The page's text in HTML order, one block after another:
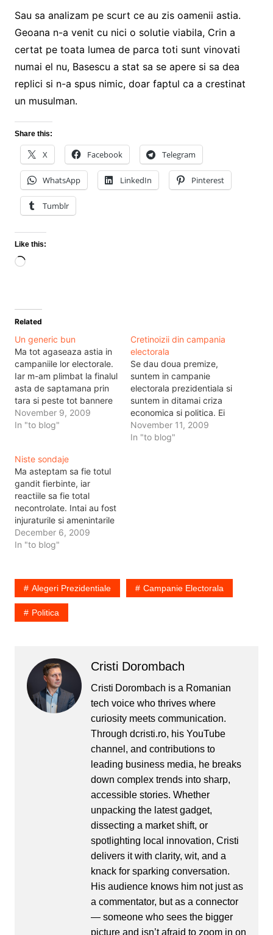
Sau sa analizam pe scurt ce au zis oamenii astia.
Geoana n-a venit cu nici o solutie viabila, Crin a
certat pe toata lumea de parca toti sunt vinovati
numai el nu, Basescu a stat sa se apere si sa dea
replici si n-a spus nimic, doar faptul ca a crestinat
un musulman.
Share this:
X Facebook Telegram
WhatsApp LinkedIn Pinterest
Tumblr
Like this:
Loading…
Related
Un generic bun
Ma tot agaseaza astia in
campaniile lor electorale.
Iar m-am plimbat la finalul
asta de saptamana prin
tara si peste tot bannere
peste bannere, reclame
peste reclame, Geoana
departe. Mai ho ma! M-a
marcat genericul asta,
fain, frumos (Max tu esti
de…
November 9, 2009
In "to blog"
Cretinoizii din campania
electorala
Se dau doua premize,
suntem in campanie
electorala prezidentiala si
suntem in ditamai criza
economica si politica. Ei
bine luand in considerare
premizele si uitandu-ne in
November 11, 2009
In "to blog"
Niste sondaje
Ma asteptam sa fie totul
gandit fierbinte, iar
reactiile sa fie total
necontrolate. Intai au fost
injuraturile si amenintarile
la adresa jurnalistilor, apoi
au fost sms-urile
digitala pe toate
mijloacele de comunicare
electronice ca sa se injure
intre ei, iar mai apoi…
December 6, 2009
In "to blog"
Alegeri Prezidentiale Campanie Electorala
Politica
Cristi Dorombach
Cristi Dorombach is a Romanian
tech voice who thrives where
curiosity meets communication.
Through dcristi.ro, his YouTube
channel, and contributions to
leading business media, he breaks
down complex trends into sharp,
accessible stories. Whether
unpacking the latest gadget,
dissecting a market shift, or
spotlighting local innovation, Cristi
delivers it with clarity, wit, and a
knack for sparking conversation.
His audience knows him not just as
a commentator, but as a connector
— someone who sees the bigger
picture and isn’t afraid to zoom in on